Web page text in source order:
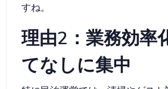
すね。
理由2：業務効率
てなしに集中